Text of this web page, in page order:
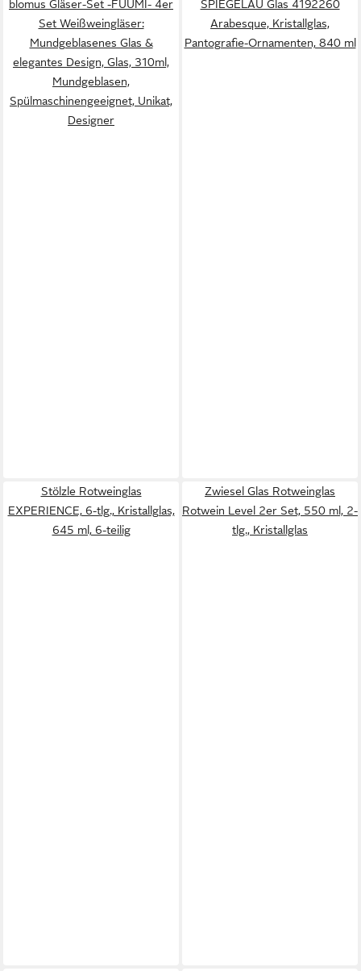
blomus Gläser-Set -FUUMI- 4er
Set Weißweingläser:
Mundgeblasenes Glas &
elegantes Design, Glas, 310ml,
Mundgeblasen,
Spülmaschinengeeignet, Unikat,
Designer
SPIEGELAU Glas 4192260
Arabesque, Kristallglas,
Pantografie-Ornamenten, 840 ml
Stölzle Rotweinglas
EXPERIENCE, 6-tlg., Kristallglas,
645 ml, 6-teilig
Zwiesel Glas Rotweinglas
Rotwein Level 2er Set, 550 ml, 2-
tlg., Kristallglas